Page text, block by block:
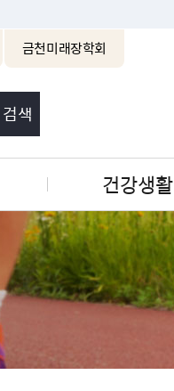
금천미래장학회
건강생활